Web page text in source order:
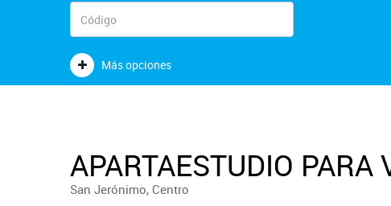
Más opciones
APARTAESTUDIO PARA
San Jerónimo, Centro